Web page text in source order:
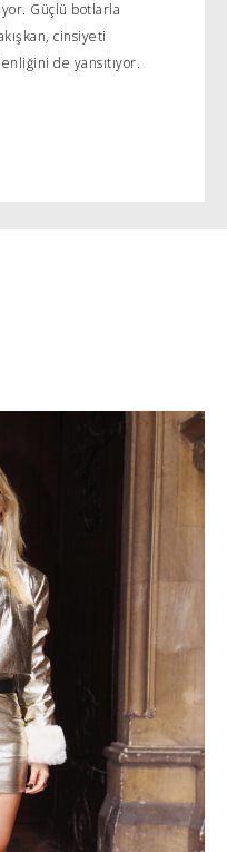
Güçlü botlarla
cinsiyeti
de yansıtıyor.